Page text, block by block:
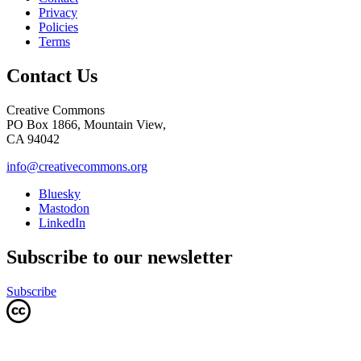
Privacy
Policies
Terms
Contact Us
Creative Commons
PO Box 1866, Mountain View,
CA 94042
info@creativecommons.org
Bluesky
Mastodon
LinkedIn
Subscribe to our newsletter
Subscribe